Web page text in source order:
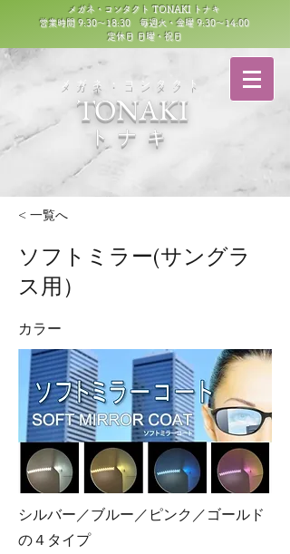
​メガネ・コンタクト
TONAKI
トナキ
メガネ・コンタクト TONAKI トナキ
営業時間 9:30～18:30 毎週火・金曜 9:30～14:00
定休日 日曜・祝日
< 一覧へ
ソフトミラー(サングラ
ス用）
カラー
シルバー／ブルー／ピンク／ゴールド
の４タイプ